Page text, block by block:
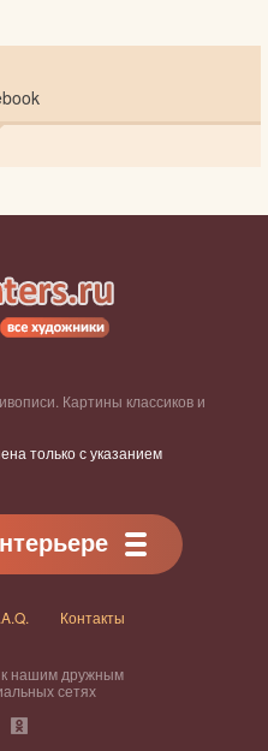
Картины классиков и
только с указанием
Контакты
нашим дружным
сетях